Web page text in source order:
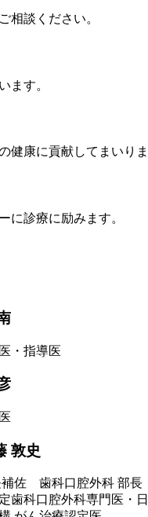
相談ください。
ます。
健康に貢献してまいりま
に診療に励みます。
・指導医
敦史
補佐 歯科口腔外科 部長
歯科口腔外科専門医・